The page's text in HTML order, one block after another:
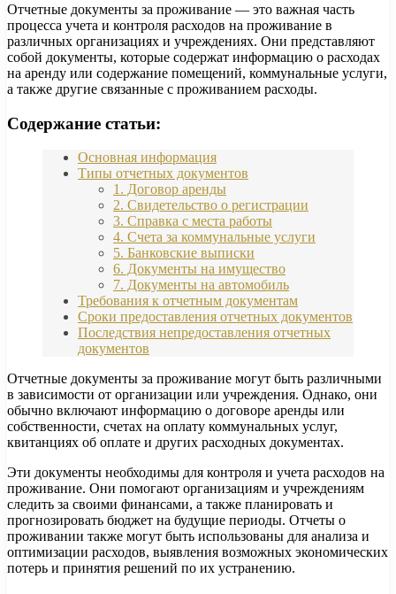
Отчетные документы за проживание — это важная часть
процесса учета и контроля расходов на проживание в
различных организациях и учреждениях. Они представляют
собой документы, которые содержат информацию о расходах
на аренду или содержание помещений, коммунальные услуги,
а также другие связанные с проживанием расходы.
Содержание статьи:
Основная информация
Типы отчетных документов
1. Договор аренды
2. Свидетельство о регистрации
3. Справка с места работы
4. Счета за коммунальные услуги
5. Банковские выписки
6. Документы на имущество
7. Документы на автомобиль
Требования к отчетным документам
Сроки предоставления отчетных документов
Последствия непредоставления отчетных
документов
Отчетные документы за проживание могут быть различными
в зависимости от организации или учреждения. Однако, они
обычно включают информацию о договоре аренды или
собственности, счетах на оплату коммунальных услуг,
квитанциях об оплате и других расходных документах.
Эти документы необходимы для контроля и учета расходов на
проживание. Они помогают организациям и учреждениям
следить за своими финансами, а также планировать и
прогнозировать бюджет на будущие периоды. Отчеты о
проживании также могут быть использованы для анализа и
оптимизации расходов, выявления возможных экономических
потерь и принятия решений по их устранению.